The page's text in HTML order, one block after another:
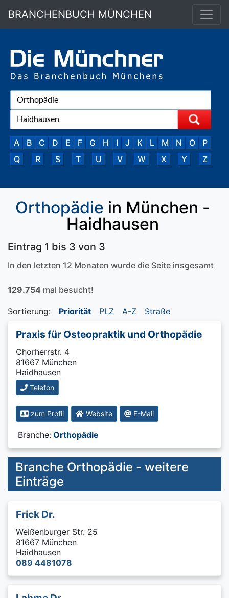
BRANCHENBUCH MÜNCHEN
A B C D E F G H I J K L M N O
P
Q
R S T U V W X Y Z
Orthopädie in München -
Haidhausen
Eintrag 1 bis 3 von 3
In den letzten 12 Monaten wurde die Seite insgesamt
129.754 mal besucht!
Sortierung: Priorität PLZ A-Z Straße
Praxis für Osteopraktik und Orthopädie
Chorherrstr. 4
81667 München
Haidhausen
Telefon
zum Profil Website E-Mail
Branche: Orthopädie
Branche Orthopädie - weitere
Einträge
Frick Dr.
Weißenburger Str. 25
81667 München
Haidhausen
089 4481078